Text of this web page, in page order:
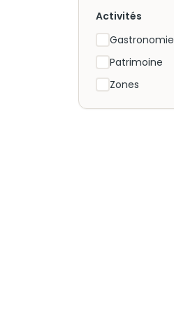
Activités
Gastronomie
Patrimoine
Zones